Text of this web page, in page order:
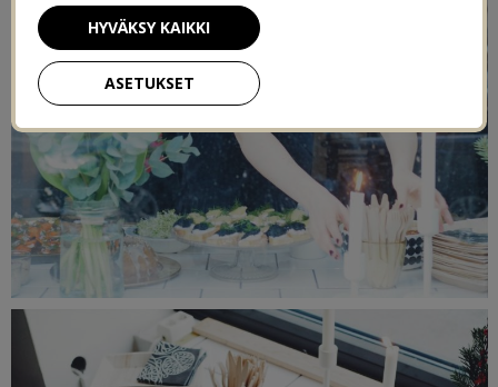
ASETUKSET
HYVÄKSY KAIKKI